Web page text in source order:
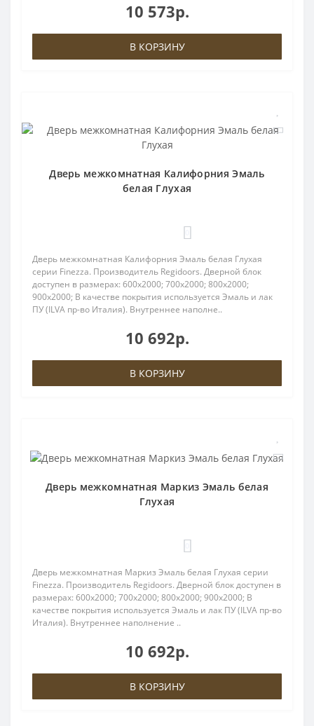
10 573р.
В КОРЗИНУ
Дверь межкомнатная Калифорния Эмаль
белая Глухая
Дверь межкомнатная Калифорния Эмаль белая Глухая
серии Finezza. Производитель Regidoors. Дверной блок
доступен в размерах: 600x2000; 700x2000; 800x2000;
900x2000; В качестве покрытия используется Эмаль и лак
ПУ (ILVA пр-во Италия). Внутреннее наполне..
10 692р.
В КОРЗИНУ
Дверь межкомнатная Маркиз Эмаль белая
Глухая
Дверь межкомнатная Маркиз Эмаль белая Глухая серии
Finezza. Производитель Regidoors. Дверной блок доступен в
размерах: 600x2000; 700x2000; 800x2000; 900x2000; В
качестве покрытия используется Эмаль и лак ПУ (ILVA пр-во
Италия). Внутреннее наполнение ..
10 692р.
В КОРЗИНУ